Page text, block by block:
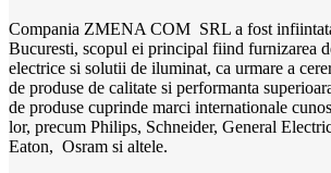
Compania ZMENA COM SRL a fost
Bucuresti, scopul ei principal fiind furnizarea
electrice si solutii de iluminat, ca urmare a
de produse de calitate si performanta
de produse cuprinde marci internationale
lor, precum Philips, Schneider, General
Eaton, Osram si altele.